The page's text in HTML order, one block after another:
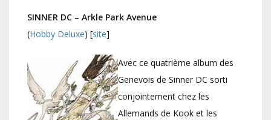
SINNER DC – Arkle Park Avenue
(Hobby Deluxe) [site]
Avec ce quatrième album des
Genevois de Sinner DC sorti
conjointement chez les
Allemands de Kook et les